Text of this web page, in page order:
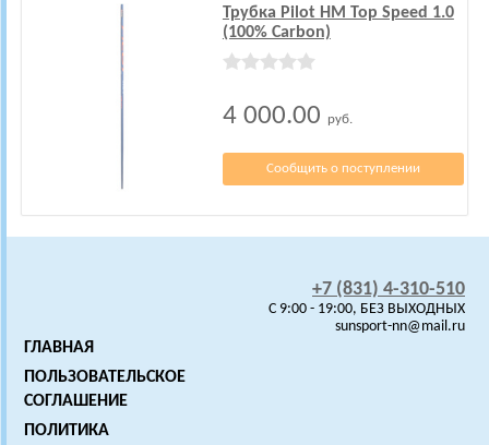
Трубка Pilot HM Top Speed 1.0
(100% Carbon)
4 000.00 руб.
Сообщить о поступлении
+7 (831) 4-310-510
C 9:00 - 19:00, БЕЗ ВЫХОДНЫХ
sunsport-nn@mail.ru
ГЛАВНАЯ
ПОЛЬЗОВАТЕЛЬСКОЕ
СОГЛАШЕНИЕ
ПОЛИТИКА